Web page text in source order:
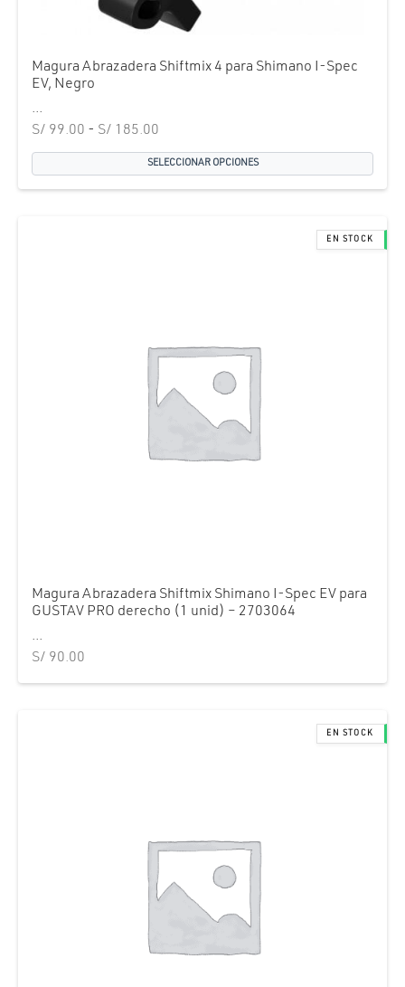
Magura Abrazadera Shiftmix 4 para Shimano I-Spec
EV, Negro
...
S/ 99.00 - S/ 185.00
precios:
desde
SELECCIONAR OPCIONES
Magura Abrazadera Shiftmix Shimano I-Spec EV para
GUSTAV PRO derecho (1 unid) – 2703064
...
S/ 90.00